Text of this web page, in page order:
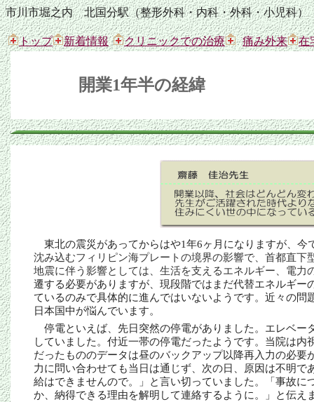
市川市堀之内 北国分駅（整形外科・内科・外科・小児科）
トップ 新着情報 クリニックでの治療 痛み外来 在
開業1年半の経緯
東北の震災があってからはや1年6ヶ月になりますが、今
沈み込むフィリピン海プレートの境界の影響で、首都直下
地震に伴う影響としては、生活を支えるエネルギー、電力
遷する必要がありますが、現段階ではまだ代替エネルギ
ているのみで具体的に進んではいないようです。近々の
日本国中が悩んでいます。
停電といえば、先日突然の停電がありました。エレベ
していました。付近一帯の停電だったようです。当院は内
だったもののデータは昼のバックアップ以降再入力の必
力に問い合わせても当日は通じず、次の日、原因は不明
給はできませんので。」と言い切っていました。「事故
か、納得できる理由を解明して連絡するように。」と伝